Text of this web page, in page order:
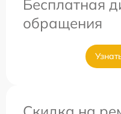
Бесплатная
обращения